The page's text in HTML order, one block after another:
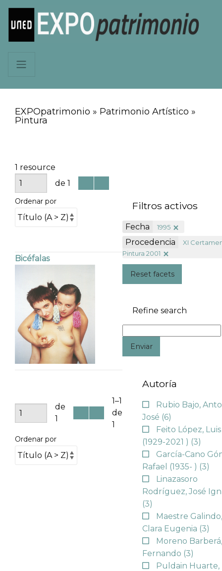
EXPOpatrimonio » Patrimonio Artístico »
Pintura
1 resource
de 1
Ordenar por
Bicéfalas
de
1
1–1
de
1
Ordenar por
Filtros activos
Fecha 1995
Procedencia
XI
Pintura 2001
Reset facets
Refine search
Enviar
Autoría
Rubio Bajo,
José (6)
Feito López, Luis
(1929-2021 ) (3)
García-Cano
Rafael (1935- ) (3)
Linazasoro
Rodríguez, José
(3)
Maestre
Clara Eugenia (3)
Moreno
Fernando (3)
Puldain Huarte,